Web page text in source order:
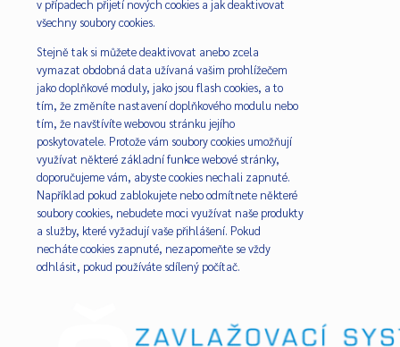
v případech přijetí nových cookies a jak deaktivovat
všechny soubory cookies.
Stejně tak si můžete deaktivovat anebo zcela
vymazat obdobná data užívaná vašim prohlížečem
jako doplňkové moduly, jako jsou flash cookies, a to
tím, že změníte nastavení doplňkového modulu nebo
tím, že navštívíte webovou stránku jejího
poskytovatele. Protože vám soubory cookies umožňují
využívat některé základní funkce webové stránky,
doporučujeme vám, abyste cookies nechali zapnuté.
Například pokud zablokujete nebo odmítnete některé
soubory cookies, nebudete moci využívat naše produkty
a služby, které vyžadují vaše přihlášení. Pokud
necháte cookies zapnuté, nezapomeňte se vždy
odhlásit, pokud používáte sdílený počítač.